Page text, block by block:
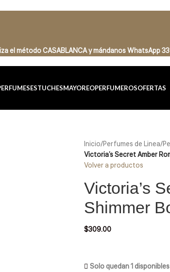
el método CASABLANCAymándanosWhatsApp
ESTUCHESMAYOREOPERFUMEROSOFERTAS
Inicio/Perfumes de Linea/
Victoria’s Secret Amber
Volver a productos
Victoria’s
Shimmer
$309.00
Solo quedan 1 disponibles